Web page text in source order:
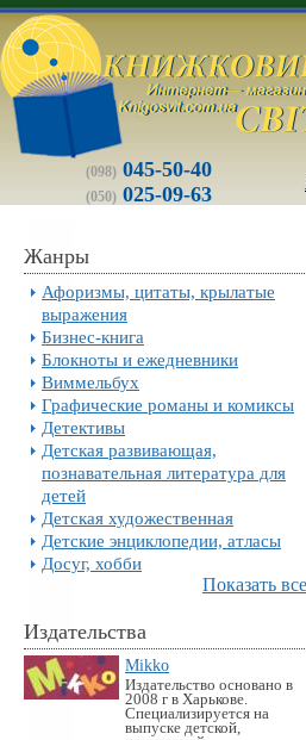
(098) 045-50-40
(050) 025-09-63
Жанры
Афоризмы, цитаты, крылатые
выражения
Бизнес-книга
Блокноты и ежедневники
Виммельбух
Графические романы и комиксы
Детективы
Детская развивающая,
познавательная литература для
детей
Детская художественная
Детские энциклопедии, атласы
Досуг, хобби
Показать
Издательства
Mikko
Издательство основано в
2008 г в Харькове.
Специализируется на
выпуске детской,